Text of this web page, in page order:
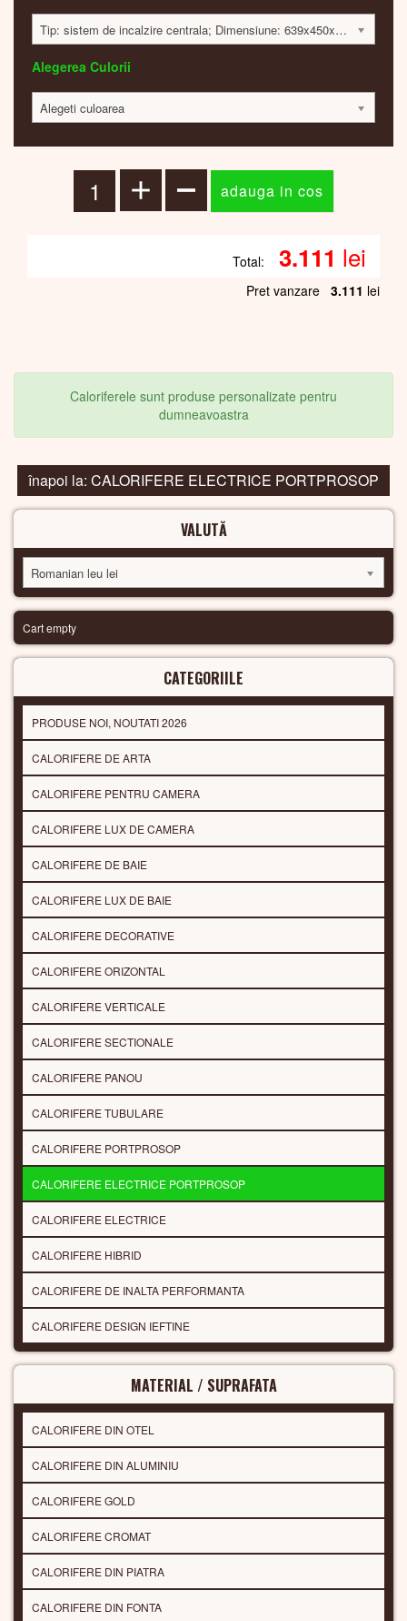
Tip: sistem de incalzire centrala; Dimensiune: 639x450x32 mm; 303 Watt; 3109 lei
Alegerea Culorii
Alegeti culoarea
Total: 3.111 lei
Pret vanzare 3.111 lei
Caloriferele sunt produse personalizate pentru
dumneavoastra
înapoi la: CALORIFERE ELECTRICE PORTPROSOP
VALUTĂ
Romanian leu lei
Cart empty
CATEGORIILE
PRODUSE NOI, NOUTATI 2026
CALORIFERE DE ARTA
CALORIFERE PENTRU CAMERA
CALORIFERE LUX DE CAMERA
CALORIFERE DE BAIE
CALORIFERE LUX DE BAIE
CALORIFERE DECORATIVE
CALORIFERE ORIZONTAL
CALORIFERE VERTICALE
CALORIFERE SECTIONALE
CALORIFERE PANOU
CALORIFERE TUBULARE
CALORIFERE PORTPROSOP
CALORIFERE ELECTRICE PORTPROSOP
CALORIFERE ELECTRICE
CALORIFERE HIBRID
CALORIFERE DE INALTA PERFORMANTA
CALORIFERE DESIGN IEFTINE
MATERIAL / SUPRAFATA
CALORIFERE DIN OTEL
CALORIFERE DIN ALUMINIU
CALORIFERE GOLD
CALORIFERE CROMAT
CALORIFERE DIN PIATRA
CALORIFERE DIN FONTA